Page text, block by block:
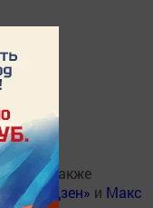
, а также
,«Дзен» и Макс